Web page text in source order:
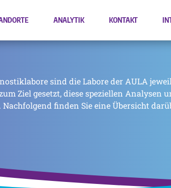
ANALYTIK KONTAKT
sind die Labore der AULA
Ziel gesetzt, diese speziellen Analysen
finden Sie eine Übersicht